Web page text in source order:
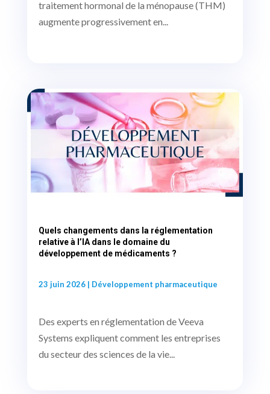
traitement hormonal de la ménopause (THM)
augmente progressivement en...
Quels changements dans la réglementation
relative à l’IA dans le domaine du
développement de médicaments ?
23 juin 2026| Développement pharmaceutique
Des experts en réglementation de Veeva
Systems expliquent comment les entreprises
du secteur des sciences de la vie...